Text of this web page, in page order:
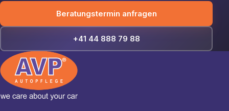
Beratungstermin anfragen
+41 44 888 79 88